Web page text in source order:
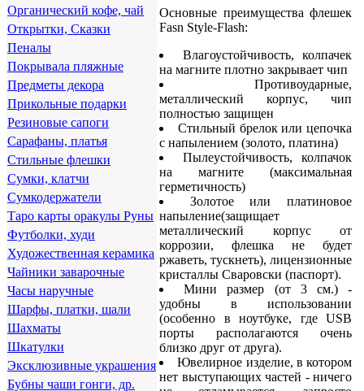
Органический кофе, чай
Открытки, Сказки
Пеналы
Покрывала пляжные
Предметы декора
Прикольные подарки
Резиновые сапоги
Сарафаны, платья
Стильные флешки
Сумки, клатчи
Сумкодержатели
Таро карты оракулы Руны
Футболки, худи
Художественная керамика
Чайники заварочные
Часы наручные
Шарфы, платки, шали
Шахматы
Шкатулки
Эксклюзивные украшения
Бубны чаши гонги, др.
Основные преимущества флешек
Fasn Style-Flash:
Влагоустойчивость, колпачек
на магните плотно закрывает чип
Противоударные,
металлический корпус, чип
полностью защищен
Стильный брелок или цепочка
с напылением (золото, платина)
Пылеустойчивость, колпачок
на магните (максимальная
герметичность)
Золотое или платиновое
напыление(защищает
металлический корпус от
коррозии, флешка не будет
ржаветь, тускнеть), лицензионные
кристаллы Сваровски (паспорт).
Мини размер (от 3 см.) -
удобны в использовании
(особенно в ноутбуке, где USB
порты располагаются очень
близко друг от друга).
Ювелирное изделие, в котором
нет выступающих частей - ничего